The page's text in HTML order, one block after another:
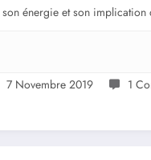
son énergie et son
7 Novembre 2019 1